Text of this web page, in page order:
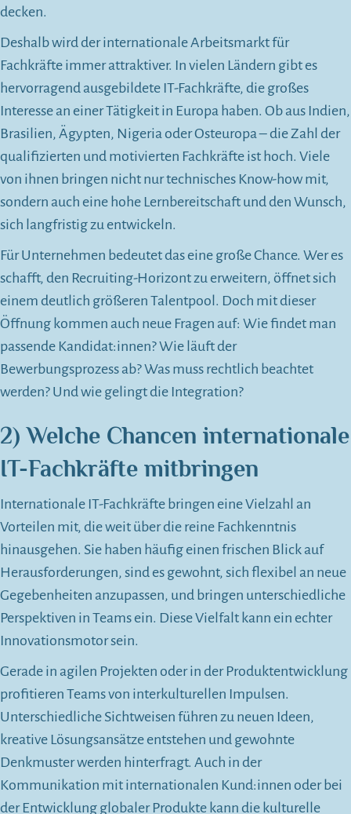
decken.
Deshalb wird der internationale Arbeitsmarkt für
Fachkräfte immer attraktiver. In vielen Ländern gibt es
hervorragend ausgebildete IT-Fachkräfte, die großes
Interesse an einer Tätigkeit in Europa haben. Ob aus Indien,
Brasilien, Ägypten, Nigeria oder Osteuropa – die Zahl der
qualifizierten und motivierten Fachkräfte ist hoch. Viele
von ihnen bringen nicht nur technisches Know-how mit,
sondern auch eine hohe Lernbereitschaft und den Wunsch,
sich langfristig zu entwickeln.
Für Unternehmen bedeutet das eine große Chance. Wer es
schafft, den Recruiting-Horizont zu erweitern, öffnet sich
einem deutlich größeren Talentpool. Doch mit dieser
Öffnung kommen auch neue Fragen auf: Wie findet man
passende Kandidat:innen? Wie läuft der
Bewerbungsprozess ab? Was muss rechtlich beachtet
werden? Und wie gelingt die Integration?
2) Welche Chancen internationale
IT-Fachkräfte mitbringen
Internationale IT-Fachkräfte bringen eine Vielzahl an
Vorteilen mit, die weit über die reine Fachkenntnis
hinausgehen. Sie haben häufig einen frischen Blick auf
Herausforderungen, sind es gewohnt, sich flexibel an neue
Gegebenheiten anzupassen, und bringen unterschiedliche
Perspektiven in Teams ein. Diese Vielfalt kann ein echter
Innovationsmotor sein.
Gerade in agilen Projekten oder in der Produktentwicklung
profitieren Teams von interkulturellen Impulsen.
Unterschiedliche Sichtweisen führen zu neuen Ideen,
kreative Lösungsansätze entstehen und gewohnte
Denkmuster werden hinterfragt. Auch in der
Kommunikation mit internationalen Kund:innen oder bei
der Entwicklung globaler Produkte kann die kulturelle